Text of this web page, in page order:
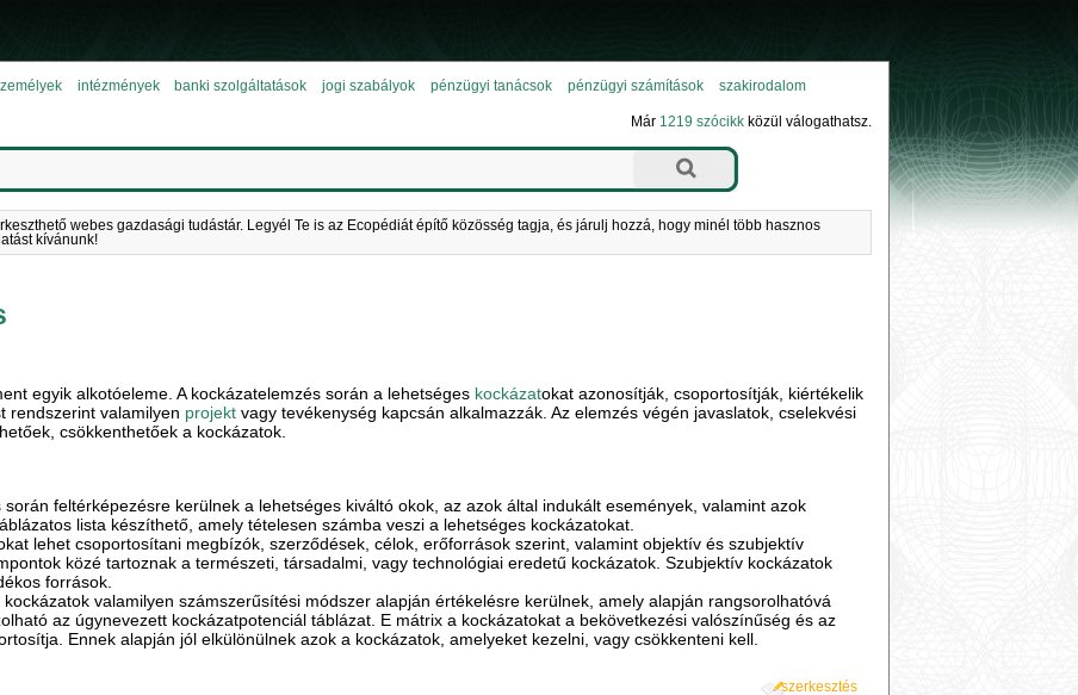
intézmények banki szolgáltatások jogi szabályok pénzügyi tanácsok pénzügyi számítások
szakirodalom
Már 1219 szócikkközül válogathatsz.
webes gazdasági tudástár. Legyél Te is az Ecopédiát építő közösség tagja, és járulj hozzá, hogy minél több hasznos
kívánunk!
egyik alkotóeleme. A kockázatelemzés során a lehetséges kockázatokat azonosítják, csoportosítják, kiértékelik
rendszerint valamilyen projekt vagy tevékenység kapcsán alkalmazzák. Az elemzés végén javaslatok, cselekvési
csökkenthetőek a kockázatok.
feltérképezésre kerülnek a lehetséges kiváltó okok, az azok által indukált események, valamint azok
lista készíthető, amely tételesen számba veszi a lehetséges kockázatokat.
lehet csoportosítani megbízók, szerződések, célok, erőforrások szerint, valamint objektív és szubjektív
közé tartoznak a természeti, társadalmi, vagy technológiai eredetű kockázatok. Szubjektív kockázatok
források.
valamilyen számszerűsítési módszer alapján értékelésre kerülnek, amely alapján rangsorolhatóvá
az úgynevezett kockázatpotenciál táblázat. E mátrix a kockázatokat a bekövetkezési valószínűség és az
Ennek alapján jól elkülönülnek azok a kockázatok, amelyeket kezelni, vagy csökkenteni kell.
szerkesztés